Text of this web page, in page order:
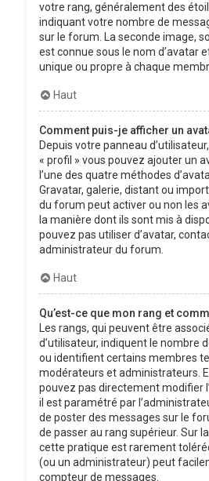
votre rang, généralement des
indiquant votre nombre de
sur le forum. La seconde image,
est connue sous le nom d’avatar
unique ou propre à chaque
Haut
Comment puis-je afficher un
Depuis votre panneau
« profil » vous pouvez ajouter un
l’une des quatre méthodes
Gravatar, galerie, distant ou
du forum peut activer ou non les
la manière dont ils sont mis à
pouvez pas utiliser d’avatar,
administrateur du forum.
Haut
Qu’est-ce que mon rang et
Les rangs, qui peuvent être
d’utilisateur, indiquent le nombre
ou identifient certains membres
modérateurs et administrateurs.
pouvez pas directement modifier
il est paramétré par
de poster des messages sur le
de passer au rang supérieur. Sur
cette pratique est rarement
(ou un administrateur) peut
compteur de messages.